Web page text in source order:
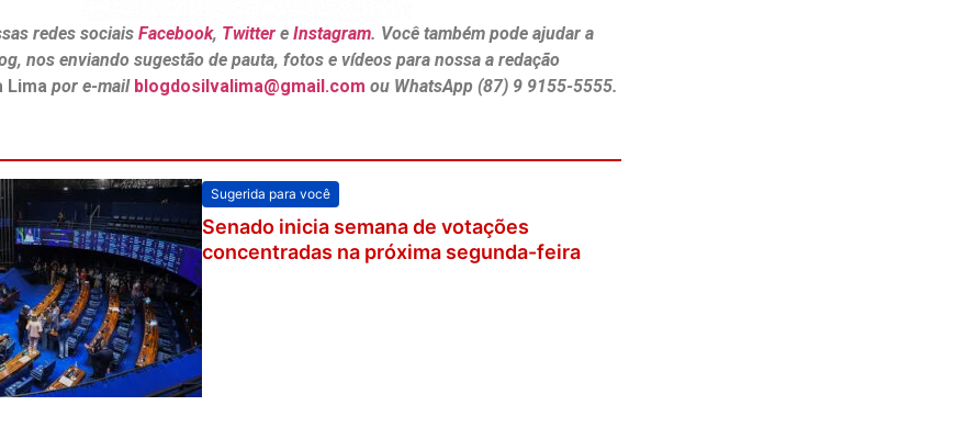
redes sociais Facebook, Twittere Instagram. Você também pode ajudar a
nos enviando sugestão de pauta, fotos e vídeos para nossa a redação
Lima por e-mail blogdosilvalima@gmail.com ou WhatsApp (87) 9 9155-5555.
Sugerida para você
Senado inicia semana de votações
concentradas na próxima segunda-feira